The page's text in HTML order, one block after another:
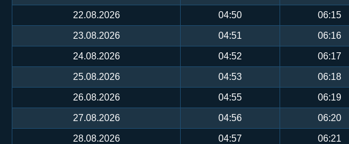
22.08.2026 04:50 06:15
23.08.2026 04:51 06:16
24.08.2026 04:52 06:17
25.08.2026 04:53 06:18
26.08.2026 04:55 06:19
27.08.2026 04:56 06:20
28.08.2026 04:57 06:21